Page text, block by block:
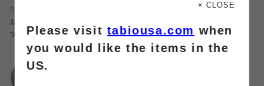
2024.12.07
おしゃれに寒さ対策！綿混リブタイ
ツ
Tabio
× CLOSE
Please visittabiousa.com when
you would like the items in the
US.